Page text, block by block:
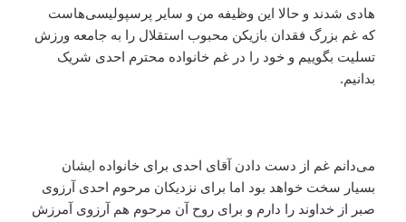
هادی شدند و حالا این وظیفه من و سایر پرسپولیسی‌‌هاست
که غم بزرگ فقدان بازیکن محبوب استقلال را به جامعه ورزش
تسلیت بگوییم و خود را در غم خانواده محترم احدی شریک
بدانیم.
می‌دانم غم از دست دادن آقای احدی برای خانواده ایشان
بسیار سخت خواهد بود اما برای نزدیکان مرحوم احدی آرزوی
صبر از خداوند را دارم و برای روح آن مرحوم هم آرزوی آمرزش